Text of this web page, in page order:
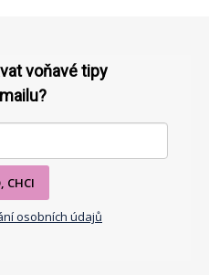
voňavé tipy
CHCI
osobních údajů